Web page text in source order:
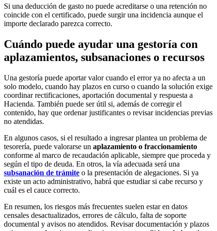
Si una deducción de gasto no puede acreditarse o una retención no
coincide con el certificado, puede surgir una incidencia aunque el
importe declarado parezca correcto.
Cuándo puede ayudar una gestoría con
aplazamientos, subsanaciones o recursos
Una gestoría puede aportar valor cuando el error ya no afecta a un
solo modelo, cuando hay plazos en curso o cuando la solución exige
coordinar rectificaciones, aportación documental y respuesta a
Hacienda. También puede ser útil si, además de corregir el
contenido, hay que ordenar justificantes o revisar incidencias previas
no atendidas.
En algunos casos, si el resultado a ingresar plantea un problema de
tesorería, puede valorarse un aplazamiento o fraccionamiento
conforme al marco de recaudación aplicable, siempre que proceda y
según el tipo de deuda. En otros, la vía adecuada será una
subsanación de trámite o la presentación de alegaciones. Si ya
existe un acto administrativo, habrá que estudiar si cabe recurso y
cuál es el cauce correcto.
En resumen, los riesgos más frecuentes suelen estar en datos
censales desactualizados, errores de cálculo, falta de soporte
documental y avisos no atendidos. Revisar documentación y plazos